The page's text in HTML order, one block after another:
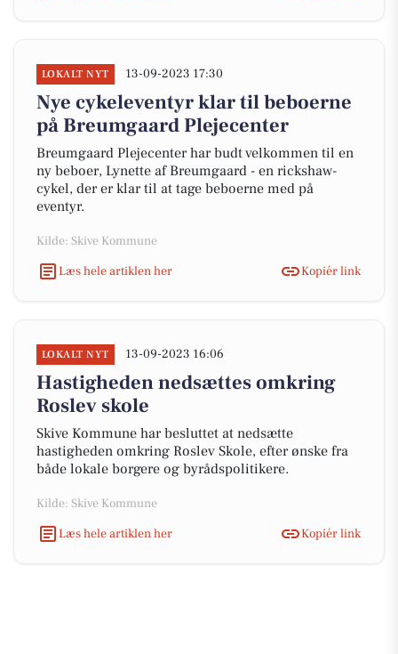
LOKALT NYT 13-09-2023 17:30
Nye cykeleventyr klar til beboerne
på Breumgaard Plejecenter
Breumgaard Plejecenter har budt velkommen til en
ny beboer, Lynette af Breumgaard - en rickshaw-
cykel, der er klar til at tage beboerne med på
eventyr.
Kilde: Skive Kommune
Læs hele artiklen her
Kopiér link
LOKALT NYT 13-09-2023 16:06
Hastigheden nedsættes omkring
Roslev skole
Skive Kommune har besluttet at nedsætte
hastigheden omkring Roslev Skole, efter ønske fra
både lokale borgere og byrådspolitikere.
Kilde: Skive Kommune
Læs hele artiklen her
Kopiér link